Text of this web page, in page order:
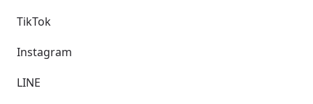
TikTok
Instagram
LINE